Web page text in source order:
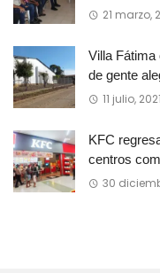
21 marzo,
Villa Fátima
de gente
11 julio, 2021
KFC
centros
30